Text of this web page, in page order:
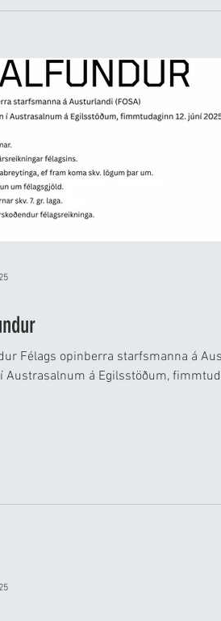
Félags opinberra starfsmanna á
Austrasalnum á Egilsstöðum,